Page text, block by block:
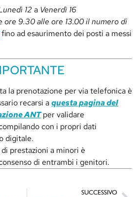
12 a Venerdì 16
ore 9.30 alle ore 13.00 il numero di
fino ad esaurimento dei posti a messi
la prenotazione per via telefonica è
recarsi aquesta pagina del
ANTper validare
con i propri dati
digitale.
prestazioni a minori è
di entrambi i genitori.
SUCCESSIVO